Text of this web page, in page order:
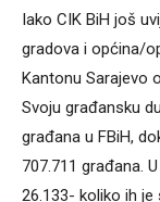
Iako CIK BiH još
gradova i općina/
Kantonu Sarajevo
Svoju građansku
građana u FBiH,
707.711 građana.
26.133- koliko ih je